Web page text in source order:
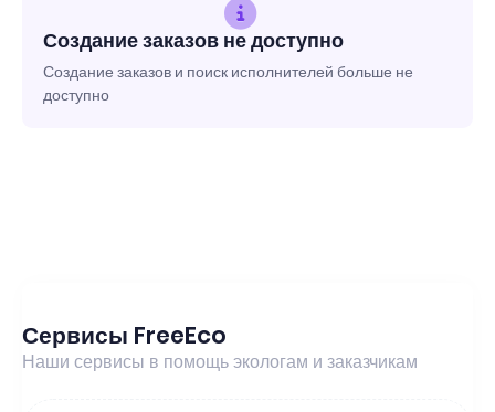
Создание заказов не доступно
Создание заказов и поиск исполнителей больше не
доступно
Сервисы FreeEco
Наши сервисы в помощь экологам и заказчикам